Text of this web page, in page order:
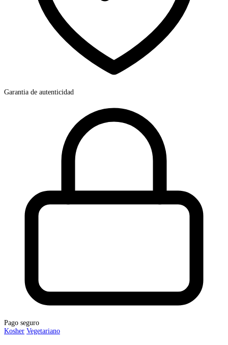
Garantia de autenticidad
Pago seguro
Kosher Vegetariano